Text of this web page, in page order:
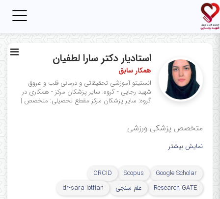
استادیار دکتر سارا لطفیان
همکار سابق
انستیتو آموزشی تحقیقاتی و درمانی قلب و عروق
شهید رجایی - گروه: سایر پزشکان مرکز - همکاری در
گروه: سایر پزشکان مرکز مقطع تحصیلی: متخصص |
متخصص پزشکی ورزشی
نمایش بیشتر
Google Scholar
Scopus
ORCID
Research GATE
علم سنجی dr-sara lotfian